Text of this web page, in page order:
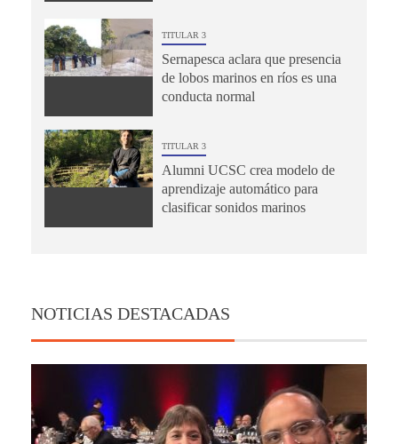
TITULAR 3
Sernapesca aclara que presencia
de lobos marinos en ríos es una
conducta normal
TITULAR 3
Alumni UCSC crea modelo de
aprendizaje automático para
clasificar sonidos marinos
NOTICIAS DESTACADAS